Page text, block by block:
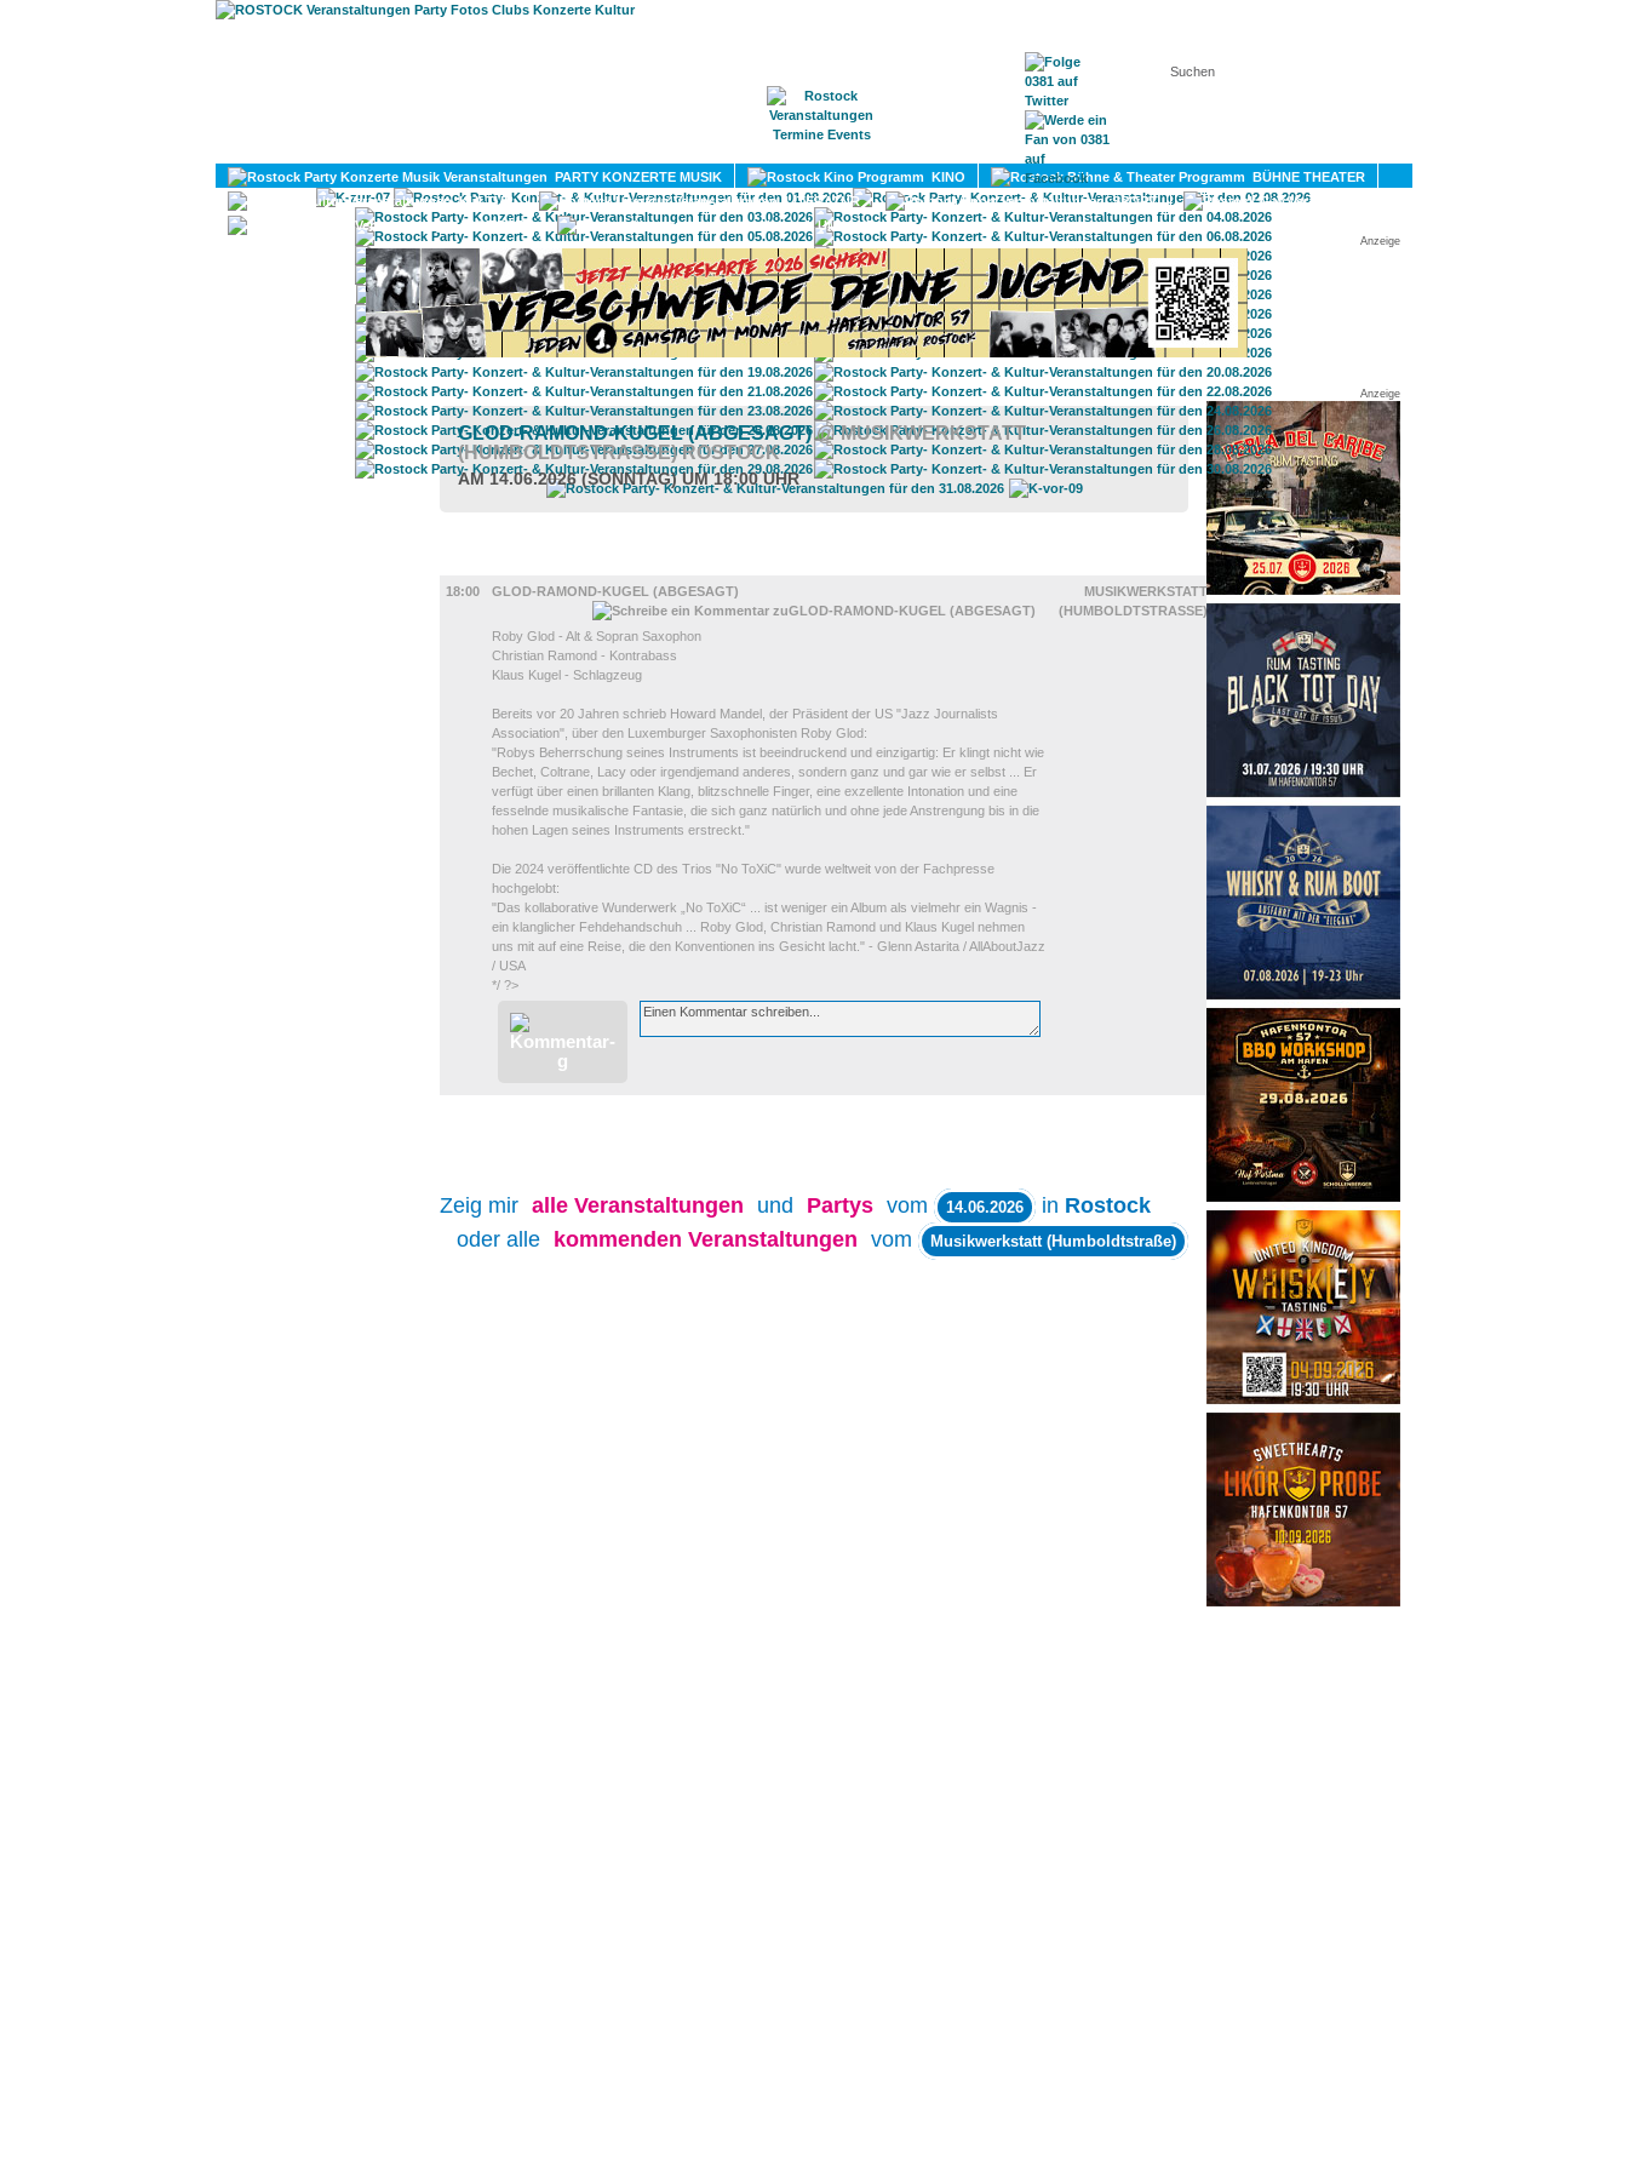
KONTAKT
PARTY KONZERTE MUSIK KINO
BÜHNE THEATER
KULTUR
LITERATUR SPORT
DIVERSES
UMLAND
Anzeige
Anzeige
GLOD-RAMOND-KUGEL (ABGESAGT)@ MUSIKWERKSTATT
(HUMBOLDTSTRASSE) ROSTOCK
AM 14.06.2026 (SONNTAG) UM 18:00 UHR
18:00
GLOD-RAMOND-KUGEL (ABGESAGT)
MUSIKWERKSTATT
(HUMBOLDTSTRASSE)
Roby Glod - Alt & Sopran Saxophon
Christian Ramond - Kontrabass
Klaus Kugel - Schlagzeug
Bereits vor 20 Jahren schrieb Howard Mandel, der Präsident der US "Jazz Journalists
Association", über den Luxemburger Saxophonisten Roby Glod:
"Robys Beherrschung seines Instruments ist beeindruckend und einzigartig: Er klingt nicht wie
Bechet, Coltrane, Lacy oder irgendjemand anderes, sondern ganz und gar wie er selbst ... Er
verfügt über einen brillanten Klang, blitzschnelle Finger, eine exzellente Intonation und eine
fesselnde musikalische Fantasie, die sich ganz natürlich und ohne jede Anstrengung bis in die
hohen Lagen seines Instruments erstreckt."
Die 2024 veröffentlichte CD des Trios "No ToXiC" wurde weltweit von der Fachpresse
hochgelobt:
"Das kollaborative Wunderwerk „No ToXiC“ ... ist weniger ein Album als vielmehr ein Wagnis -
ein klanglicher Fehdehandschuh ... Roby Glod, Christian Ramond und Klaus Kugel nehmen
uns mit auf eine Reise, die den Konventionen ins Gesicht lacht." - Glenn Astarita / AllAboutJazz
/ USA
*/ ?>
Zeig mir alle Veranstaltungen und Partys vom 14.06.2026 in Rostock
oder alle
kommenden Veranstaltungen vom Musikwerkstatt (Humboldtstraße)